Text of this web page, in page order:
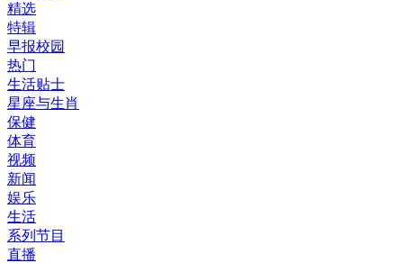
精选
特辑
早报校园
热门
生活贴士
星座与生肖
保健
体育
视频
新闻
娱乐
生活
系列节目
直播